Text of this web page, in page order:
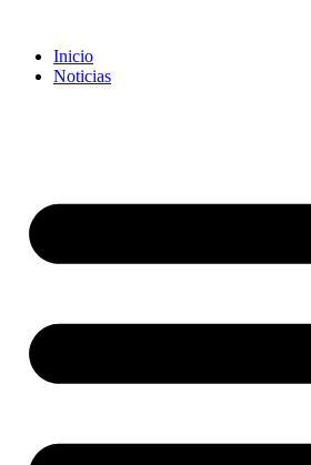
Inicio
Noticias